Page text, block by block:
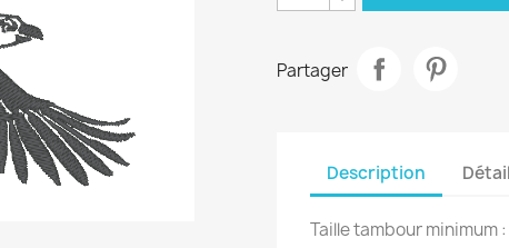
Partager
Description
Taille tambour minimum :